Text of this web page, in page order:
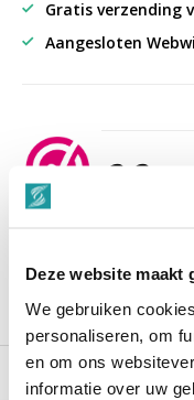
Deze website maakt
We gebruiken
personaliseren, om
en om ons
informatie over uw
Gratis verzending
Aangesloten
9,3
Productomschrijving
Reviews